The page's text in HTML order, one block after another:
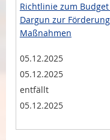
Richtlinie zum
Dargun zur
Maßnahmen
05.12.2025
05.12.2025
entfällt
05.12.2025